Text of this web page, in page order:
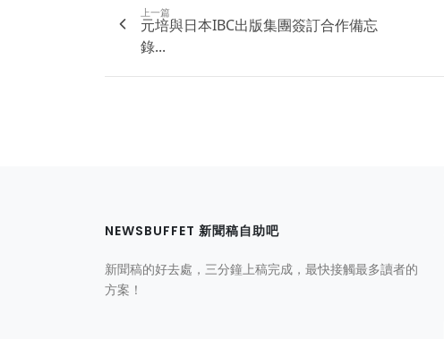
上一篇
元培與日本IBC出版集團簽訂合作備忘
錄...
NEWSBUFFET 新聞稿自助吧
新聞稿的好去處，三分鐘上稿完成，最快接觸最多讀者的
方案！